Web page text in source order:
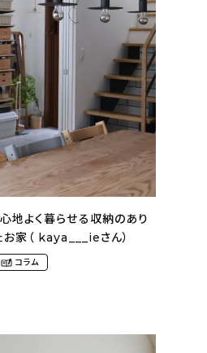
心地よく暮らせる収納のあり
家（ kaya___ieさん）
コラム